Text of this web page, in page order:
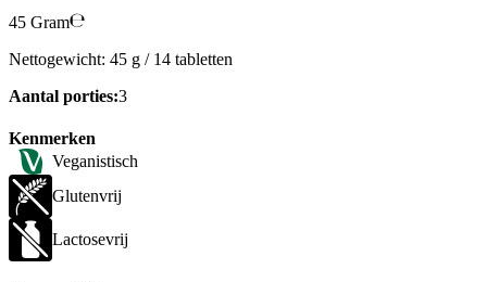
45 Gram
Nettogewicht: 45 g / 14 tabletten
Aantal porties:3
Kenmerken
Veganistisch
Glutenvrij
Lactosevrij